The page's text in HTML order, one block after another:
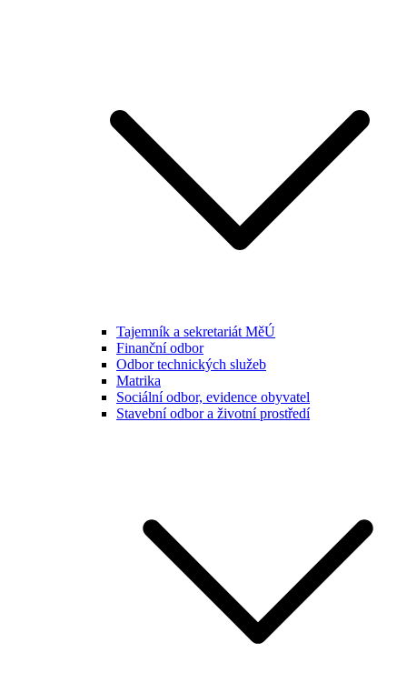
Tajemník a sekretariát MěÚ
Finanční odbor
Odbor technických služeb
Matrika
Sociální odbor, evidence obyvatel
Stavební odbor a životní prostředí